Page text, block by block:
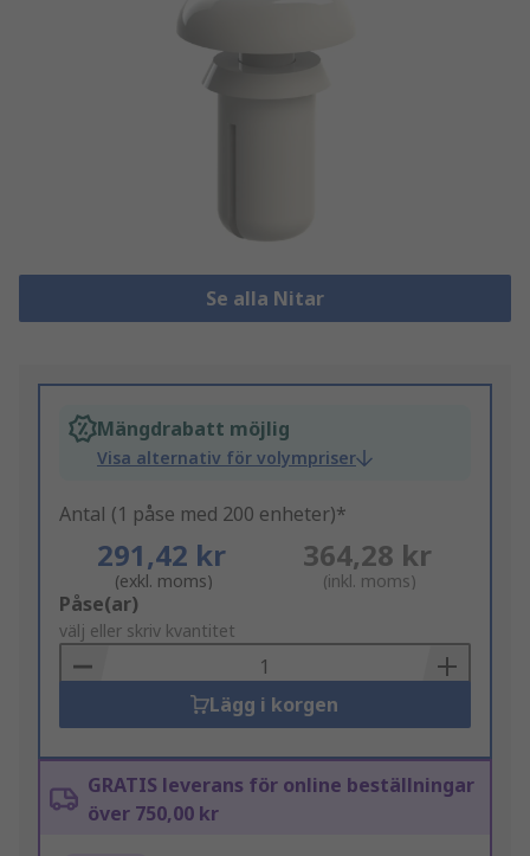
Se alla Nitar
Mängdrabatt möjlig
Visa alternativ för volympriser
Antal (1 påse med 200 enheter)*
291,42 kr
(exkl. moms)
364,28 kr
(inkl. moms)
Add
to
Basket
Påse(ar)
välj eller skriv kvantitet
Lägg i korgen
GRATIS leverans för online beställningar
över 750,00 kr